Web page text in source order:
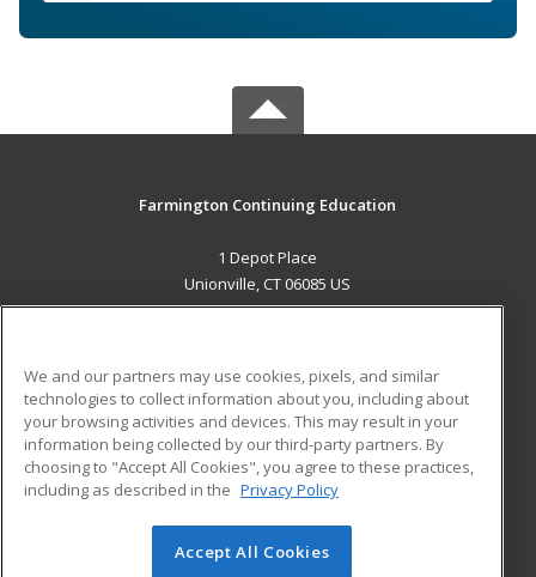
Farmington Continuing Education
1 Depot Place
Unionville, CT 06085 US
ADDITIONAL RESOURCES
Military
Financial Assistance
Help
Student Blog
© 2026 ed2go, a division of Cengage Learning. All rights
We and our partners may use cookies, pixels, and similar
technologies to collect information about you, including about
your browsing activities and devices. This may result in your
information being collected by our third-party partners. By
choosing to "Accept All Cookies", you agree to these practices,
including as described in the Privacy Policy
Accept All Cookies